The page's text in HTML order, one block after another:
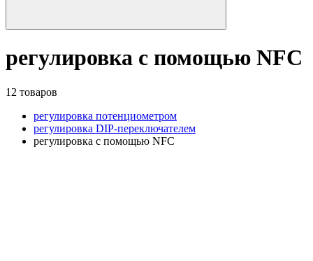
регулировка с помощью NFC
12 товаров
регулировка потенциометром
регулировка DIP-переключателем
регулировка с помощью NFC